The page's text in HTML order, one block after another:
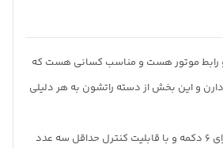
رابط موتور هست و مناسب کسانی هست که
و این بخش از دسته راتشون به هر دلیلی
این دسته کنترل ربات دارای 6 دکمه و با قابلیت کنترل حداقل سه عدد